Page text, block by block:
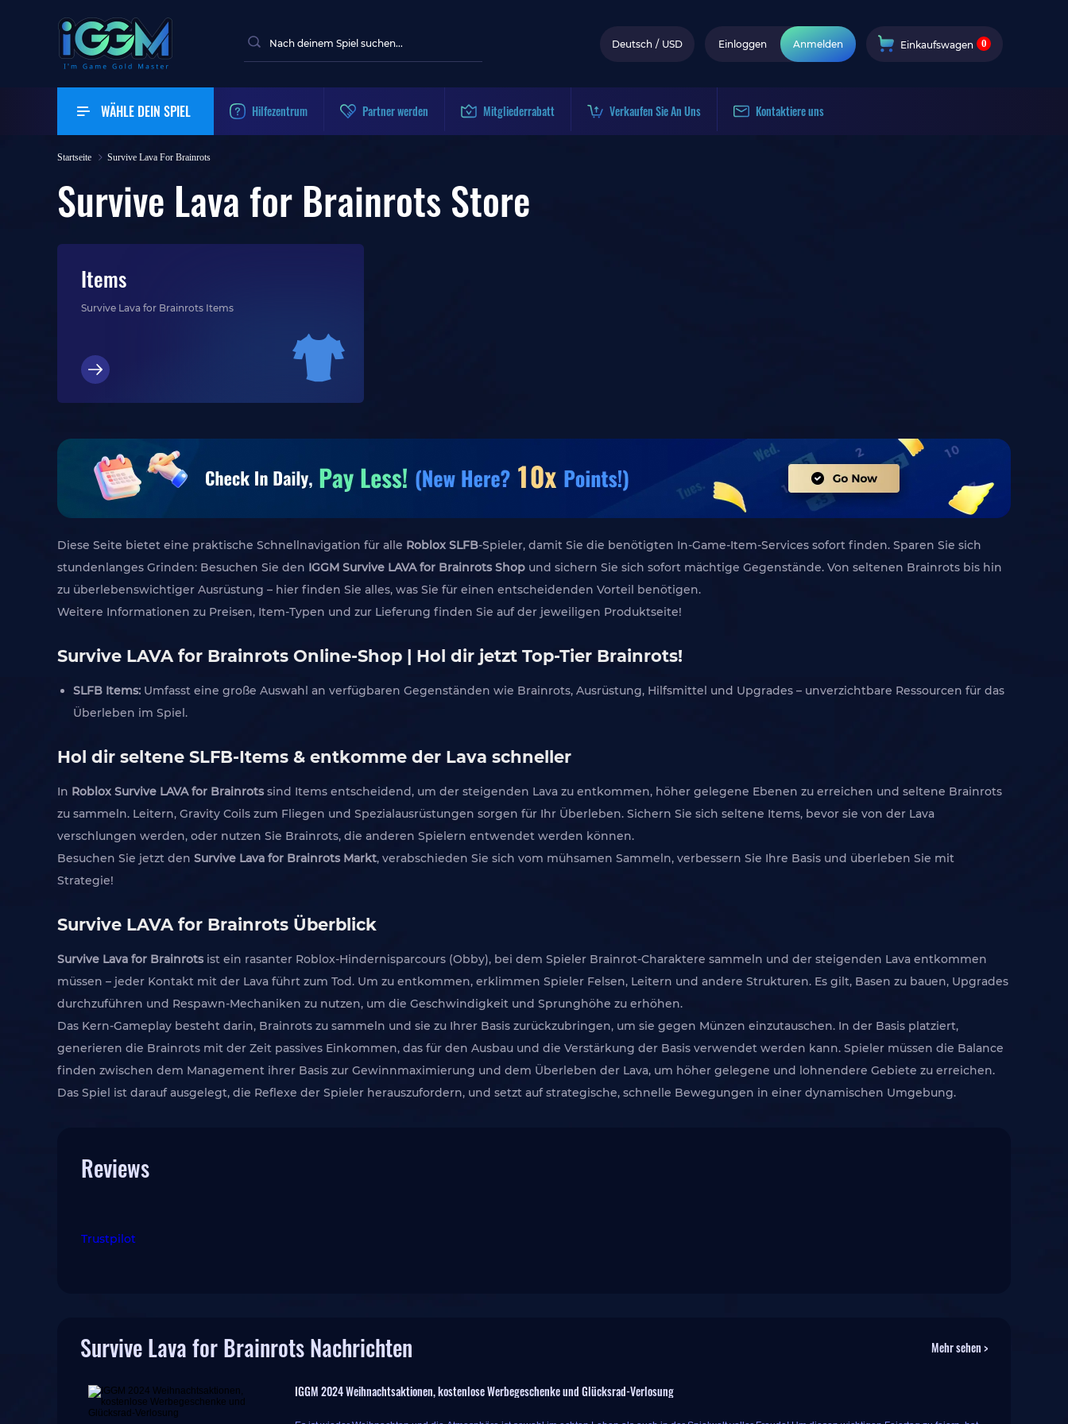
Deutsch / USD Einloggen Anmelden Einkaufswagen 0
WÄHLE DEIN SPIEL Hilfezentrum Partner werden Mitgliederrabatt Verkaufen Sie An Uns Kontaktiere uns
Startseite Survive Lava For Brainrots
Survive Lava for Brainrots Store
Items
Survive Lava for Brainrots Items
Diese Seite bietet eine praktische Schnellnavigation für alle Roblox SLFB-Spieler, damit Sie die benötigten In-Game-Item-Services sofort finden. Sparen Sie sich
stundenlanges Grinden: Besuchen Sie den IGGM Survive LAVA for Brainrots Shop und sichern Sie sich sofort mächtige Gegenstände. Von seltenen Brainrots bis hin
zu überlebenswichtiger Ausrüstung – hier finden Sie alles, was Sie für einen entscheidenden Vorteil benötigen.
Weitere Informationen zu Preisen, Item-Typen und zur Lieferung finden Sie auf der jeweiligen Produktseite!
Survive LAVA for Brainrots Online-Shop | Hol dir jetzt Top-Tier Brainrots!
SLFB Items: Umfasst eine große Auswahl an verfügbaren Gegenständen wie Brainrots, Ausrüstung, Hilfsmittel und Upgrades – unverzichtbare Ressourcen für das
Überleben im Spiel.
Hol dir seltene SLFB-Items & entkomme der Lava schneller
In Roblox Survive LAVA for Brainrots sind Items entscheidend, um der steigenden Lava zu entkommen, höher gelegene Ebenen zu erreichen und seltene Brainrots
zu sammeln. Leitern, Gravity Coils zum Fliegen und Spezialausrüstungen sorgen für Ihr Überleben. Sichern Sie sich seltene Items, bevor sie von der Lava
verschlungen werden, oder nutzen Sie Brainrots, die anderen Spielern entwendet werden können.
Besuchen Sie jetzt den Survive Lava for Brainrots Markt, verabschieden Sie sich vom mühsamen Sammeln, verbessern Sie Ihre Basis und überleben Sie mit
Strategie!
Survive LAVA for Brainrots Überblick
Survive Lava for Brainrots ist ein rasanter Roblox-Hindernisparcours (Obby), bei dem Spieler Brainrot-Charaktere sammeln und der steigenden Lava entkommen
müssen – jeder Kontakt mit der Lava führt zum Tod. Um zu entkommen, erklimmen Spieler Felsen, Leitern und andere Strukturen. Es gilt, Basen zu bauen, Upgrades
durchzuführen und Respawn-Mechaniken zu nutzen, um die Geschwindigkeit und Sprunghöhe zu erhöhen.
Das Kern-Gameplay besteht darin, Brainrots zu sammeln und sie zu Ihrer Basis zurückzubringen, um sie gegen Münzen einzutauschen. In der Basis platziert,
generieren die Brainrots mit der Zeit passives Einkommen, das für den Ausbau und die Verstärkung der Basis verwendet werden kann. Spieler müssen die Balance
finden zwischen dem Management ihrer Basis zur Gewinnmaximierung und dem Überleben der Lava, um höher gelegene und lohnendere Gebiete zu erreichen.
Das Spiel ist darauf ausgelegt, die Reflexe der Spieler herauszufordern, und setzt auf strategische, schnelle Bewegungen in einer dynamischen Umgebung.
Reviews
Trustpilot
Survive Lava for Brainrots Nachrichten Mehr sehen >
IGGM 2024 Weihnachtsaktionen, kostenlose Werbegeschenke und Glücksrad-Verlosung